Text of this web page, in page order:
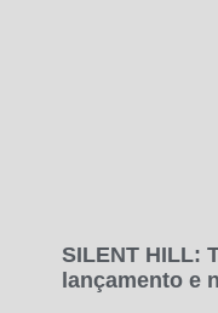
SILENT HILL:
lançamento e